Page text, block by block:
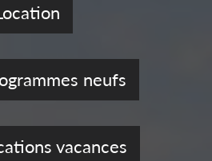
neufs
vacances